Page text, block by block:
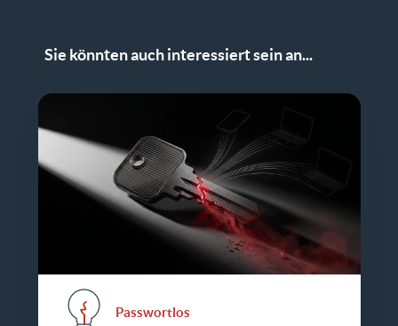
Sie könnten auch interessiert sein an...
Passwortlos